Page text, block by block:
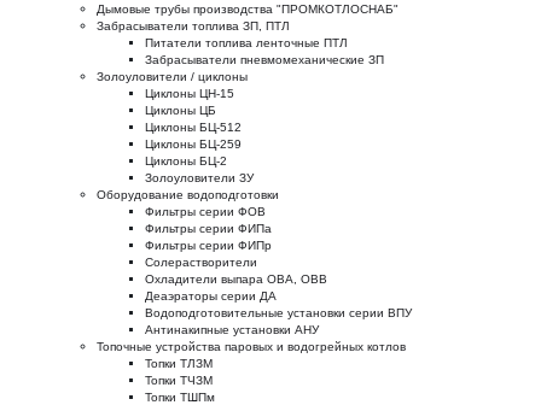
Дымовые трубы производства "ПРОМКОТЛОСНАБ"
Забрасыватели топлива ЗП, ПТЛ
Питатели топлива ленточные ПТЛ
Забрасыватели пневмомеханические ЗП
Золоуловители / циклоны
Циклоны ЦН-15
Циклоны ЦБ
Циклоны БЦ-512
Циклоны БЦ-259
Циклоны БЦ-2
Золоуловители ЗУ
Оборудование водоподготовки
Фильтры серии ФОВ
Фильтры серии ФИПа
Фильтры серии ФИПр
Солерастворители
Охладители выпара ОВА, ОВВ
Деаэраторы серии ДА
Водоподготовительные установки серии ВПУ
Антинакипные установки АНУ
Топочные устройства паровых и водогрейных котлов
Топки ТЛЗМ
Топки ТЧЗМ
Топки ТШПм